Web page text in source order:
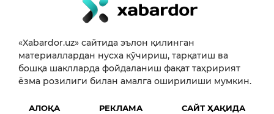
«Xabardor.uz» сайтида эълон қилинган
материаллардан нусха кўчириш, тарқатиш ва
бошқа шаклларда фойдаланиш фақат таҳририят
ёзма розилиги билан амалга оширилиши мумкин.
АЛОҚА РЕКЛАМА
САЙТ ҲАҚИДА